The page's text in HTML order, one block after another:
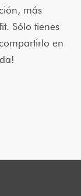
más
Sólo tienes
en